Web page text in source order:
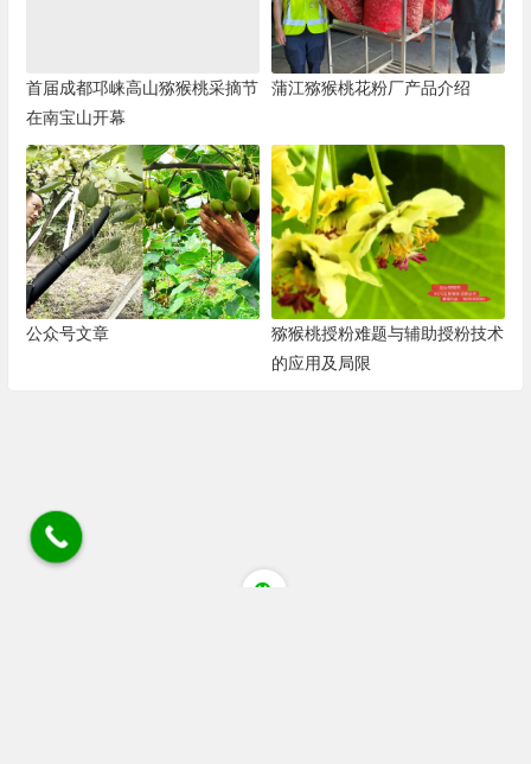
首届成都邛崃高山猕猴桃采摘节
在南宝山开幕
蒲江猕猴桃花粉厂产品介绍
公众号文章
猕猴桃授粉难题与辅助授粉技术
的应用及局限